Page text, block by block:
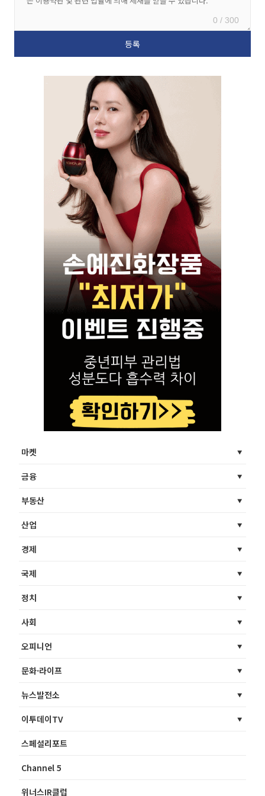
0 / 300
마켓
금융
부동산
산업
경제
국제
정치
사회
오피니언
문화·라이프
뉴스발전소
이투데이TV
스페셜리포트
Channel 5
위너스IR클럽